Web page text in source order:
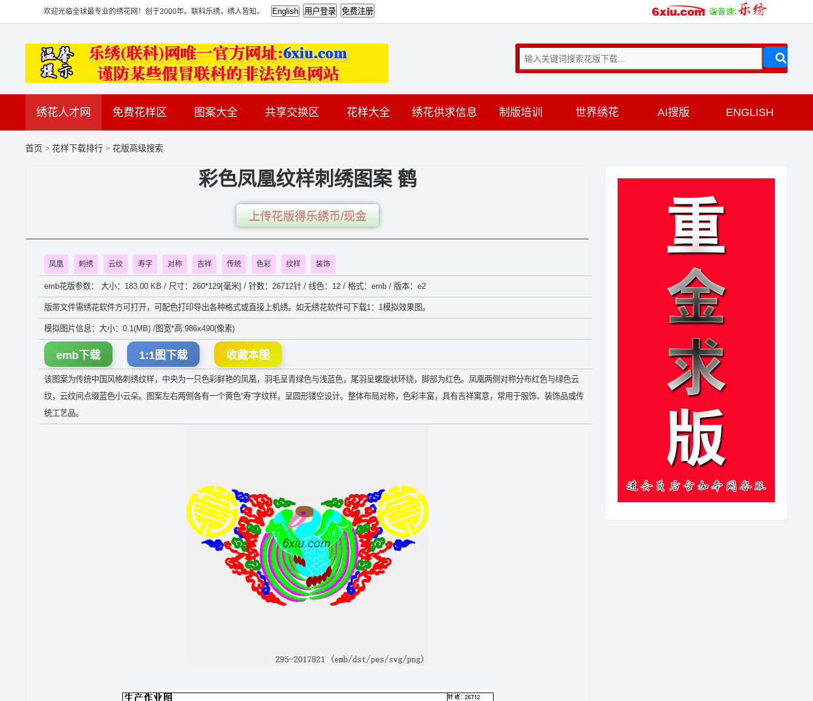
欢迎光临全球最专业的绣花网！创于2000年。联科乐绣，绣人皆知。
绣花人才网 免费花样区 图案大全 共享交换区 花样大全 绣花供求信息 制版培训 世界绣花 AI搜版 ENGLISH
首页 > 花样下载排行 > 花版高级搜索
彩色凤凰纹样刺绣图案 鹤
上传花版得乐绣币/现金
凤凰 刺绣 云纹 寿字 对称 吉祥 传统 色彩 纹样 装饰
emb花版参数： 大小：183.00 KB / 尺寸：260*129[毫米] / 针数：26712针 / 线色：12 / 格式：emb / 版本：e2
版带文件需绣花软件方可打开，可配色打印导出各种格式或直接上机绣。如无绣花软件可下载1：1模拟效果图。
模拟图片信息：大小：0.1(MB) /图宽*高:986x490(像素)
emb下载 1:1图下载 收藏本图
该图案为传统中国风格刺绣纹样，中央为一只色彩鲜艳的凤凰，羽毛呈青绿色与浅蓝色，尾羽呈螺旋状环绕，脚部为红色。凤凰两侧对称分布红色与绿色云
纹，云纹间点缀蓝色小云朵。图案左右两侧各有一个黄色“寿”字纹样，呈圆形镂空设计。整体布局对称，色彩丰富，具有吉祥寓意，常用于服饰、装饰品或传
统工艺品。